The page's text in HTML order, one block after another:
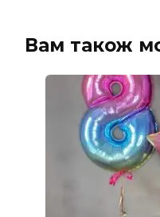
Вам також